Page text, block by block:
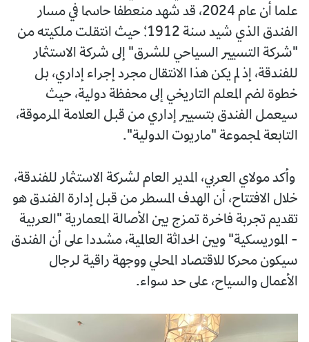
علما أن عام 2024، قد شهد منعطفا حاسما في مسار
الفندق الذي شيد سنة 1912؛ حيث انتقلت ملكيته من
"شركة التسيير السياحي للشرق" إلى شركة الاستثمار
للفندقة، إذ لم يكن هذا الانتقال مجرد إجراء إداري، بل
خطوة لضم المعلم التاريخي إلى محفظة دولية، حيث
سيعمل الفندق بتسيير إداري من قبل العلامة المرموقة،
التابعة لمجموعة "ماريوت الدولية".
وأكد مولاي العربي، المدير العام لشركة الاستثمار للفندقة،
خلال الافتتاح، أن الهدف المسطر من قبل إدارة الفندق هو
تقديم تجربة فاخرة تمزج بين الأصالة المعمارية "العربية
- الموريسكية" وبين الحداثة العالمية، مشددا على أن الفندق
سيكون محركا للاقتصاد المحلي ووجهة راقية لرجال
الأعمال والسياح، على حد سواء.